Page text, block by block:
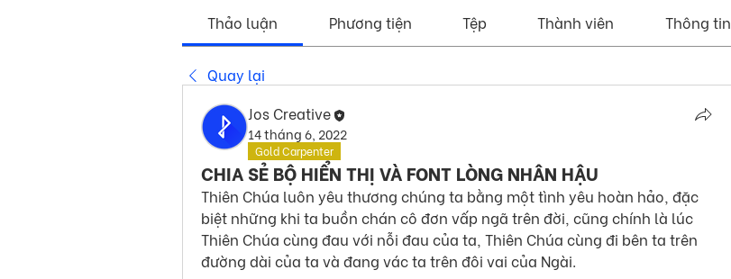
Thảo luận Phương tiện Tệp Thành viên Thông tin
Quay lại
Jos Creative
14 tháng 6, 2022
Gold Carpenter
CHIA SẺ BỘ HIỂN THỊ VÀ FONT LÒNG NHÂN HẬU
Thiên Chúa luôn yêu thương chúng ta bằng một tình yêu hoàn hảo, đặc
biệt những khi ta buồn chán cô đơn vấp ngã trên đời, cũng chính là lúc
Thiên Chúa cùng đau với nỗi đau của ta, Thiên Chúa cùng đi bên ta trên
đường dài của ta và đang vác ta trên đôi vai của Ngài.